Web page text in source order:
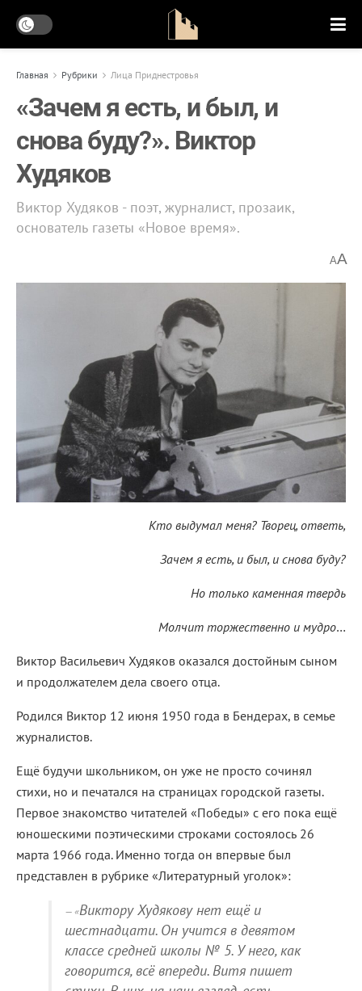
Главная Рубрики Лица Приднестровья
«Зачем я есть, и был, и
снова буду?». Виктор
Худяков
Виктор Худяков - поэт, журналист, прозаик,
основатель газеты «Новое время».
AA
Кто выдумал меня? Творец, ответь,
Зачем я есть, и был, и снова буду?
Но только каменная твердь
Молчит торжественно и мудро…
Виктор Васильевич Худяков оказался достойным сыном
и продолжателем дела своего отца.
Родился Виктор 12 июня 1950 года в Бендерах, в семье
журналистов.
Ещё будучи школьником, он уже не просто сочинял
стихи, но и печатался на страницах городской газеты.
Первое знакомство читателей «Победы» с его пока ещё
юношескими поэтическими строками состоялось 26
марта 1966 года. Именно тогда он впервые был
представлен в рубрике «Литературный уголок»:
«Виктору Худякову нет ещё и
шестнадцати. Он учится в девятом
классе средней школы № 5. У него, как
говорится, всё впереди. Витя пишет